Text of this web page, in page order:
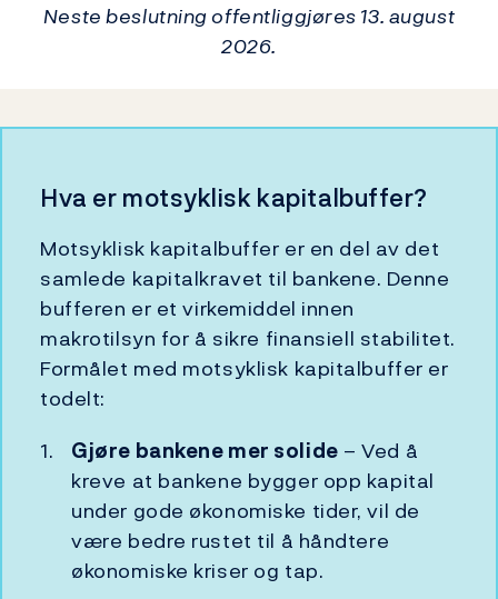
Neste beslutning offentliggjøres 13. august
2026.
Hva er motsyklisk kapitalbuffer?
Motsyklisk kapitalbuffer er en del av det
samlede kapitalkravet til bankene. Denne
bufferen er et virkemiddel innen
makrotilsyn for å sikre finansiell stabilitet.
Formålet med motsyklisk kapitalbuffer er
todelt:
Gjøre bankene mer solide – Ved å
kreve at bankene bygger opp kapital
under gode økonomiske tider, vil de
være bedre rustet til å håndtere
økonomiske kriser og tap.